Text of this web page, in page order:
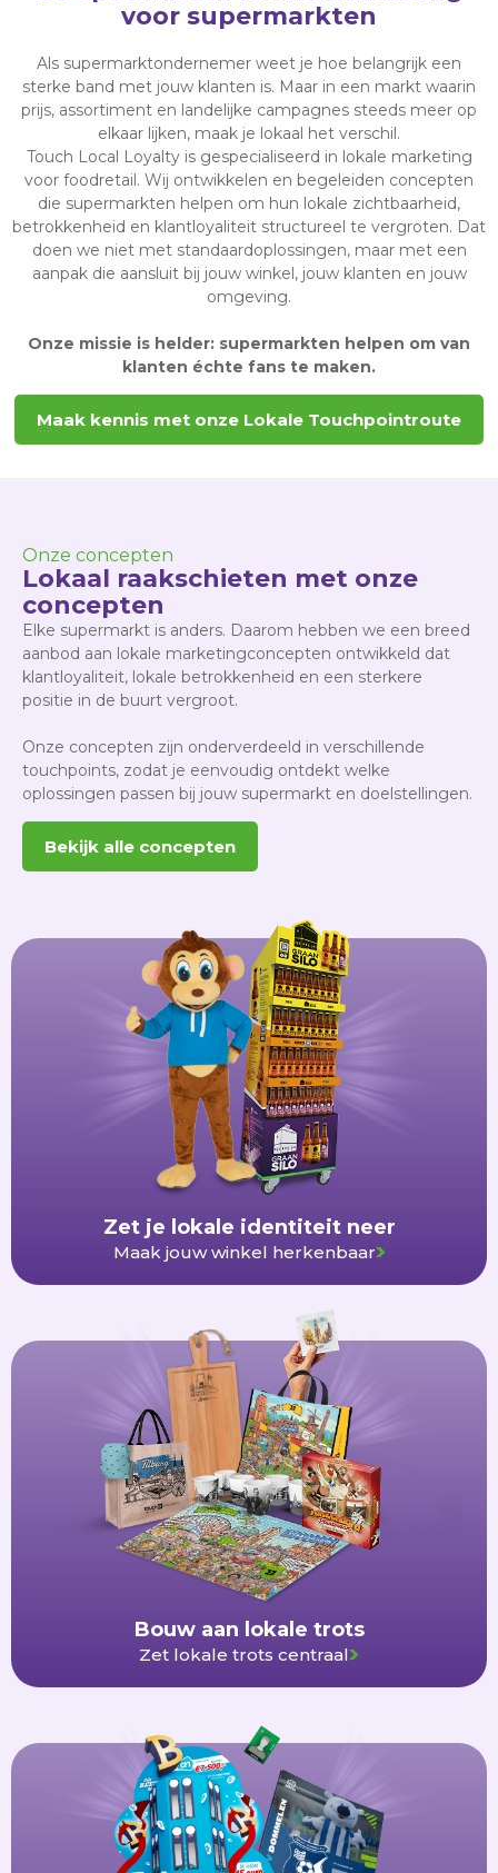
voor supermarkten
Als supermarktondernemer weet je hoe belangrijk een
sterke band met jouw klanten is. Maar in een markt waarin
prijs, assortiment en landelijke campagnes steeds meer op
elkaar lijken, maak je lokaal het verschil.
Touch Local Loyalty is gespecialiseerd in lokale marketing
voor foodretail. Wij ontwikkelen en begeleiden concepten
die supermarkten helpen om hun lokale zichtbaarheid,
betrokkenheid en klantloyaliteit structureel te vergroten. Dat
doen we niet met standaardoplossingen, maar met een
aanpak die aansluit bij jouw winkel, jouw klanten en jouw
omgeving.
Onze missie is helder: supermarkten helpen om van
klanten échte fans te maken.
Maak kennis met onze Lokale Touchpointroute
Onze concepten
Lokaal raakschieten met onze
concepten
Elke supermarkt is anders. Daarom hebben we een breed
aanbod aan lokale marketingconcepten ontwikkeld dat
klantloyaliteit, lokale betrokkenheid en een sterkere
positie in de buurt vergroot.
Onze concepten zijn onderverdeeld in verschillende
touchpoints, zodat je eenvoudig ontdekt welke
oplossingen passen bij jouw supermarkt en doelstellingen.
Bekijk alle concepten
Zet je lokale identiteit neer
Maak jouw winkel herkenbaar
Bouw aan lokale trots
Zet lokale trots centraal